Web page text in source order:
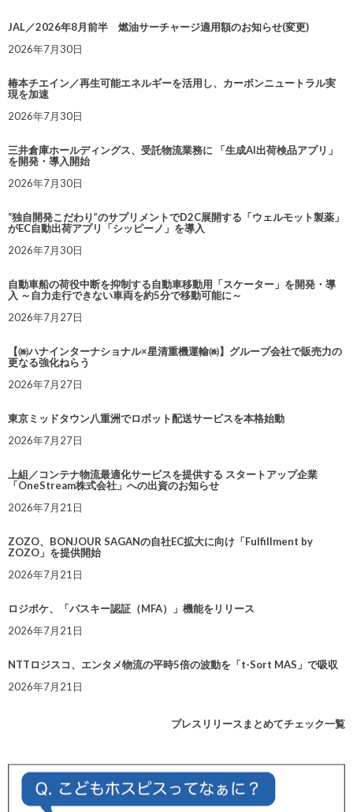
JAL／2026年8月前半 燃油サーチャージ適用額のお知らせ(変更)
2026年7月30日
椿本チエイン／再生可能エネルギーを活用し、カーボンニュートラル実
現を加速
2026年7月30日
三井倉庫ホールディングス、受託物流業務に 「生成AI出荷検品アプリ」
を開発・導入開始
2026年7月30日
“独自開発こだわり”のサプリメントでD2C展開する「ウェルモット製薬」
がEC自動出荷アプリ「シッピーノ」を導入
2026年7月30日
自動車船の荷役中断を抑制する自動車移動用「スケーター」を開発・導
入 ～自力走行できない車両を約5分で移動可能に～
2026年7月27日
【㈱ハナインターナショナル×星清重機運輸㈱】グループ会社で販売力の
更なる強化ねらう
2026年7月27日
東京ミッドタウン八重洲でロボット配送サービスを本格始動
2026年7月27日
上組／コンテナ物流最適化サービスを提供する スタートアップ企業
「OneStream株式会社」への出資のお知らせ
2026年7月21日
ZOZO、BONJOUR SAGANの自社EC拡大に向け「Fulfillment by
ZOZO」を提供開始
2026年7月21日
ロジポケ、「パスキー認証（MFA）」機能をリリース
2026年7月21日
NTTロジスコ、エンタメ物流の平時5倍の波動を「t-Sort MAS」で吸収
2026年7月21日
プレスリリースまとめてチェック一覧